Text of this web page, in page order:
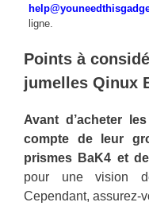
ligne.
Points à
jumelles Qinux
Avant d’acheter
compte de leur
prismes BaK4 et
pour une vision
Cependant, assurez-